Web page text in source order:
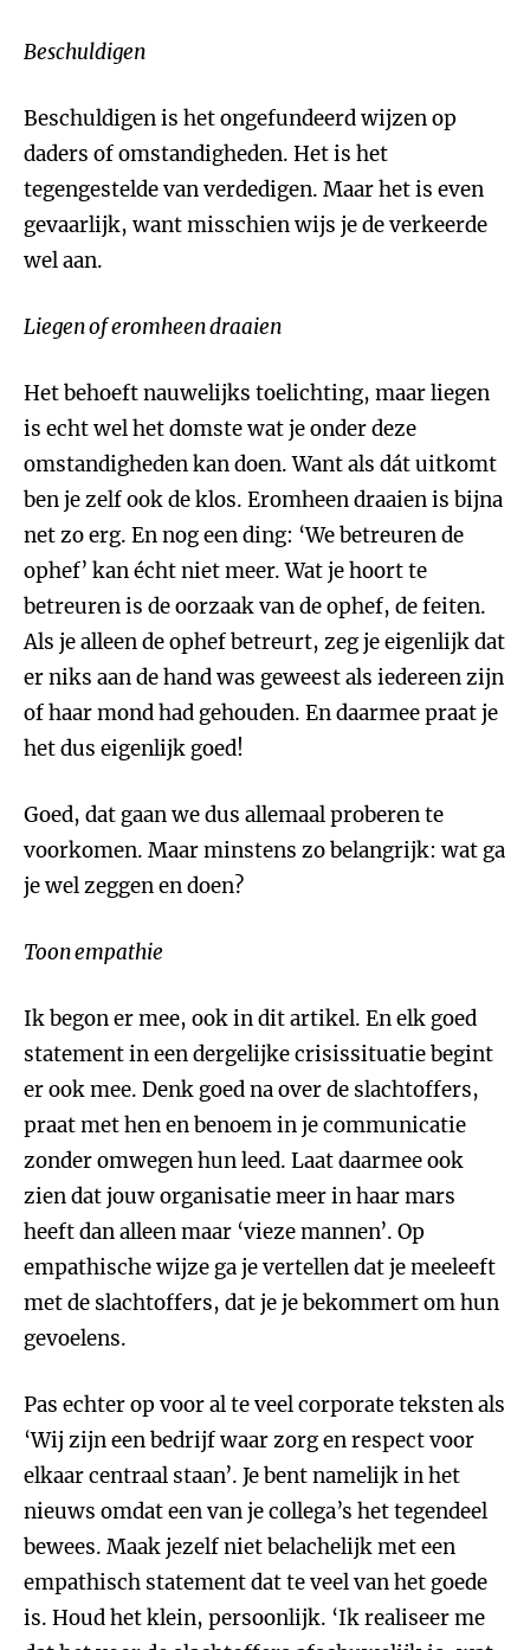
Beschuldigen
Beschuldigen is het ongefundeerd wijzen op
daders of omstandigheden. Het is het
tegengestelde van verdedigen. Maar het is even
gevaarlijk, want misschien wijs je de verkeerde
wel aan.
Liegen of eromheen draaien
Het behoeft nauwelijks toelichting, maar liegen
is echt wel het domste wat je onder deze
omstandigheden kan doen. Want als dát uitkomt
ben je zelf ook de klos. Eromheen draaien is bijna
net zo erg. En nog een ding: ‘We betreuren de
ophef’ kan écht niet meer. Wat je hoort te
betreuren is de oorzaak van de ophef, de feiten.
Als je alleen de ophef betreurt, zeg je eigenlijk dat
er niks aan de hand was geweest als iedereen zijn
of haar mond had gehouden. En daarmee praat je
het dus eigenlijk goed!
Goed, dat gaan we dus allemaal proberen te
voorkomen. Maar minstens zo belangrijk: wat ga
je wel zeggen en doen?
Toon empathie
Ik begon er mee, ook in dit artikel. En elk goed
statement in een dergelijke crisissituatie begint
er ook mee. Denk goed na over de slachtoffers,
praat met hen en benoem in je communicatie
zonder omwegen hun leed. Laat daarmee ook
zien dat jouw organisatie meer in haar mars
heeft dan alleen maar ‘vieze mannen’. Op
empathische wijze ga je vertellen dat je meeleeft
met de slachtoffers, dat je je bekommert om hun
gevoelens.
Pas echter op voor al te veel corporate teksten als
‘Wij zijn een bedrijf waar zorg en respect voor
elkaar centraal staan’. Je bent namelijk in het
nieuws omdat een van je collega’s het tegendeel
bewees. Maak jezelf niet belachelijk met een
empathisch statement dat te veel van het goede
is. Houd het klein, persoonlijk. ‘Ik realiseer me